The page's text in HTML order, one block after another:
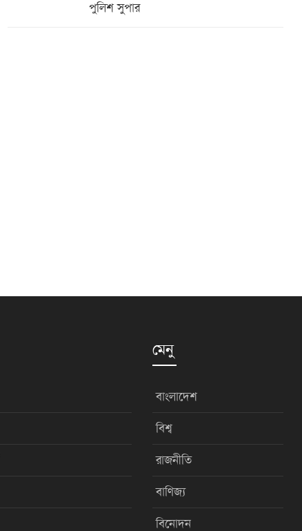
পুলিশ সুপার
মেনু
বাংলাদেশ
বিশ্ব
রাজনীতি
বাণিজ্য
বিনোদন